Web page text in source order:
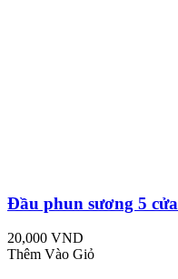
Đầu phun sương 5 cửa
20,000 VND
Thêm Vào Giỏ